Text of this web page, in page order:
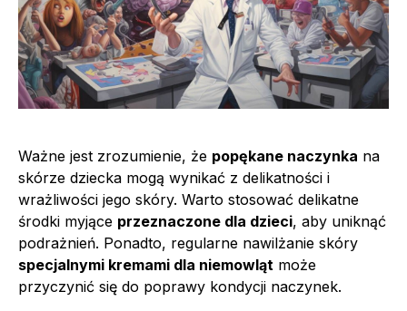
Ważne jest zrozumienie, że popękane naczynka na
skórze dziecka mogą wynikać z delikatności i
wrażliwości jego skóry. Warto stosować delikatne
środki myjące przeznaczone dla dzieci, aby uniknąć
podrażnień. Ponadto, regularne nawilżanie skóry
specjalnymi kremami dla niemowląt może
przyczynić się do poprawy kondycji naczynek.